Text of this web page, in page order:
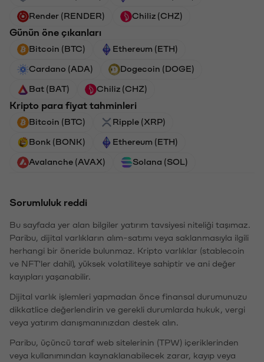
Render (RENDER) Chiliz (CHZ)
Günün öne çıkanları
Bitcoin (BTC) Ethereum (ETH)
Cardano (ADA) Dogecoin (DOGE)
Bat (BAT) Chiliz (CHZ)
Kripto para fiyat tahminleri
Bitcoin (BTC) Ripple (XRP)
Bonk (BONK) Ethereum (ETH)
Avalanche (AVAX) Solana (SOL)
Sorumluluk reddi
Bu sayfada yer alan bilgiler yatırım tavsiyesi niteliği taşımaz.
Paribu, dijital varlıkların alım-satımı veya saklanmasıyla ilgili
herhangi bir öneride bulunmaz. Kripto varlıklar (stablecoin
ve NFT'ler dahil), yüksek volatiliteye sahiptir ve ani değer
kayıpları yaşanabilir.
Dijital varlık işlemleri yapmadan önce finansal durumunuzu
dikkatlice değerlendirin ve gerekli durumlarda hukuk, vergi
veya yatırım danışmanınızdan destek alın.
Paribu, üçüncü taraf web sitelerinin (TPW) içeriklerinden
veya kullanımından kaynaklanabilecek zarar, kayıp veya